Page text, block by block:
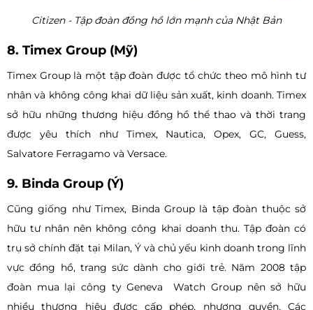
Citizen - Tập đoàn đồng hồ lớn mạnh của Nhật Bản
8. Timex Group (Mỹ)
Timex Group là một tập đoàn được tổ chức theo mô hình tư
nhân và không công khai dữ liệu sản xuất, kinh doanh. Timex
sở hữu những thương hiệu đồng hồ thể thao và thời trang
được yêu thích như Timex, Nautica, Opex, GC, Guess,
Salvatore Ferragamo và Versace.
9. Binda Group (Ý)
Cũng giống như Timex, Binda Group là tập đoàn thuộc sở
hữu tư nhân nên không công khai doanh thu. Tập đoàn có
trụ sở chính đặt tại Milan, Ý và chủ yếu kinh doanh trong lĩnh
vực đồng hồ, trang sức dành cho giới trẻ. Năm 2008 tập
đoàn mua lại công ty Geneva Watch Group nên sở hữu
nhiều thương hiệu được cấp phép, nhượng quyền. Các